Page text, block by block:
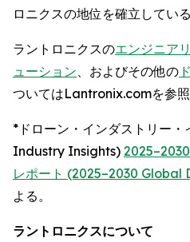
ロニクスの地位を確立している
ラントロニクスのエンジニア
ューション 、およびその他の
ついてはLantronix.comを参照
*ドローン・インダストリー
Industry Insights)
レポート (2025–2030
よる。
ラントロニクスについて